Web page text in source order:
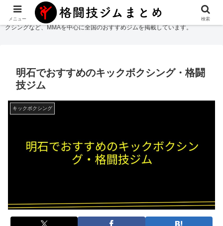
格闘技ジムまとめ
では総合格闘技・柔術・レスリング・キックボクシング・ボ
クシングなど、MMAを中心に全国のおすすめジムを掲載しています。
明石でおすすめのキックボクシング・格闘
技ジム
キックボクシング
メニュー 検索